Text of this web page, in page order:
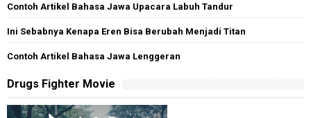
Contoh Artikel Bahasa Jawa Upacara Labuh Tandur
Ini Sebabnya Kenapa Eren Bisa Berubah Menjadi Titan
Contoh Artikel Bahasa Jawa Lenggeran
Drugs Fighter Movie